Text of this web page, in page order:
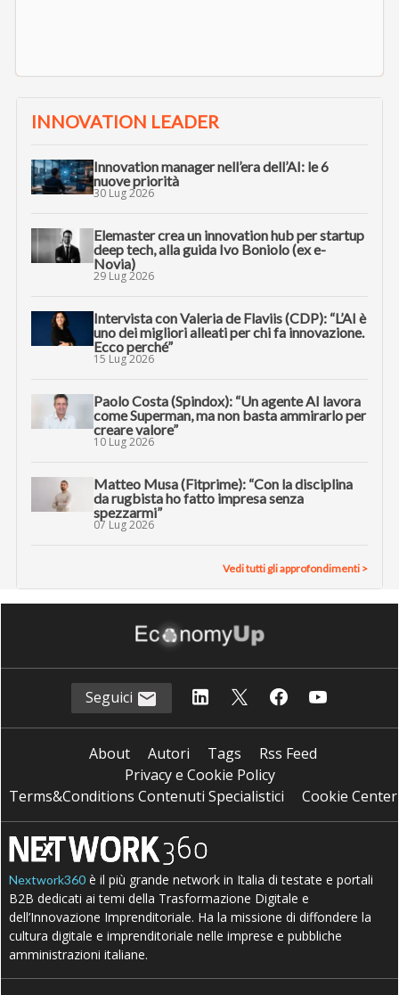
INNOVATION LEADER
Innovation manager nell’era dell’AI: le 6
nuove priorità
30 Lug 2026
Elemaster crea un innovation hub per startup
deep tech, alla guida Ivo Boniolo (ex e-
Novia)
29 Lug 2026
Intervista con Valeria de Flaviis (CDP): “L’AI è
uno dei migliori alleati per chi fa innovazione.
Ecco perché”
15 Lug 2026
Paolo Costa (Spindox): “Un agente AI lavora
come Superman, ma non basta ammirarlo per
creare valore”
10 Lug 2026
Matteo Musa (Fitprime): “Con la disciplina
da rugbista ho fatto impresa senza
spezzarmi”
07 Lug 2026
Vedi tutti gli approfondimenti >
Seguici
About Autori Tags
Rss Feed
Privacy e Cookie Policy
Terms&Conditions Contenuti Specialistici
Cookie Center
Nextwork360 è il più grande network in Italia di testate e portali
B2B dedicati ai temi della Trasformazione Digitale e
dell’Innovazione Imprenditoriale. Ha la missione di diffondere la
cultura digitale e imprenditoriale nelle imprese e pubbliche
amministrazioni italiane.